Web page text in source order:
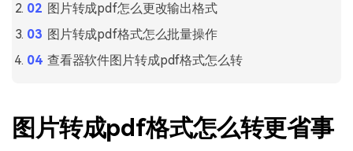
图片转成pdf怎么更改输出格式
图片转成pdf格式怎么批量操作
查看器软件图片转成pdf格式怎么转
图片转成pdf格式怎么转更省事